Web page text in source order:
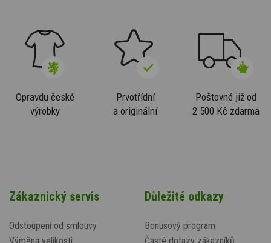
Opravdu české
výrobky
Prvotřídní
a originální
Poštovné již od
2 500 Kč zdarma
Zákaznický servis
Odstoupení od smlouvy
Důležité odkazy
Bonusový program